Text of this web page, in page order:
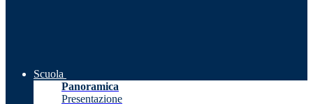
Scuola
Panoramica
Presentazione